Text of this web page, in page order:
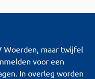
Woerden, maar twijfel
voor een
In overleg worden